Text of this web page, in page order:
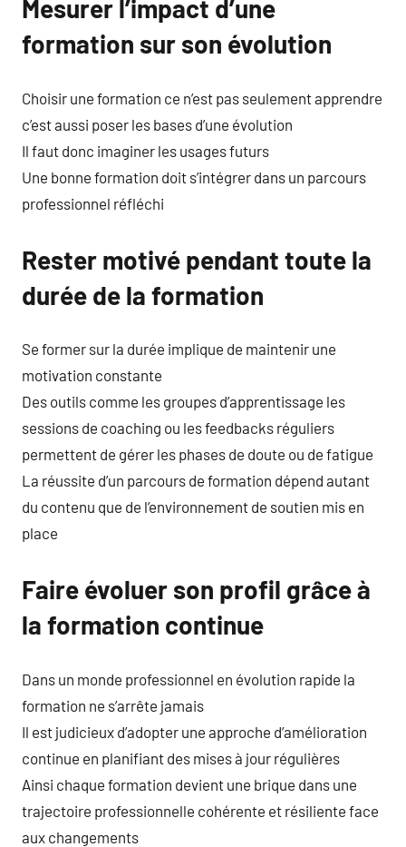
Mesurer l’impact d’une
formation sur son évolution
Choisir une formation ce n’est pas seulement apprendre
c’est aussi poser les bases d’une évolution
Il faut donc imaginer les usages futurs
Une bonne formation doit s’intégrer dans un parcours
professionnel réfléchi
Rester motivé pendant toute la
durée de la formation
Se former sur la durée implique de maintenir une
motivation constante
Des outils comme les groupes d’apprentissage les
sessions de coaching ou les feedbacks réguliers
permettent de gérer les phases de doute ou de fatigue
La réussite d’un parcours de formation dépend autant
du contenu que de l’environnement de soutien mis en
place
Faire évoluer son profil grâce à
la formation continue
Dans un monde professionnel en évolution rapide la
formation ne s’arrête jamais
Il est judicieux d’adopter une approche d’amélioration
continue en planifiant des mises à jour régulières
Ainsi chaque formation devient une brique dans une
trajectoire professionnelle cohérente et résiliente face
aux changements